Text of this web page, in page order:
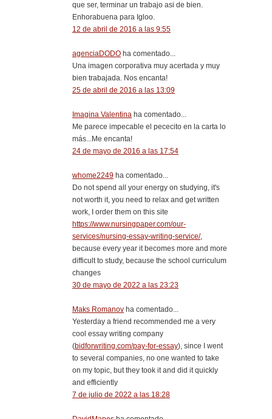
que ser, terminar un trabajo asi de bien.
Enhorabuena para Igloo.
12 de abril de 2016 a las 9:55
agenciaDODO ha comentado...
Una imagen corporativa muy acertada y muy
bien trabajada. Nos encanta!
25 de abril de 2016 a las 13:09
Imagina Valentina ha comentado...
Me parece impecable el pececito en la carta lo
más...Me encanta!
24 de mayo de 2016 a las 17:54
whome2249 ha comentado...
Do not spend all your energy on studying, it's
not worth it, you need to relax and get written
work, I order them on this site
https://www.nursingpaper.com/our-
services/nursing-essay-writing-service/,
because every year it becomes more and more
difficult to study, because the school curriculum
changes
30 de mayo de 2022 a las 23:23
Maks Romanov ha comentado...
Yesterday a friend recommended me a very
cool essay writing company
(bidforwriting.com/pay-for-essay), since I went
to several companies, no one wanted to take
on my topic, but they took it and did it quickly
and efficiently
7 de julio de 2022 a las 18:28